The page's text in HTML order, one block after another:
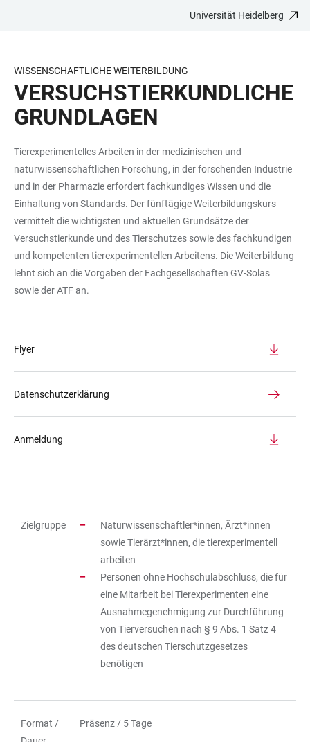
BARRIEREFREIHEIT
Universität Heidelberg
WISSENSCHAFTLICHE WEITERBILDUNG
VERSUCHSTIERKUNDLICHE
GRUNDLAGEN
Tierexperimentelles Arbeiten in der medizinischen und
naturwissenschaftlichen Forschung, in der forschenden Industrie
und in der Pharmazie erfordert fachkundiges Wissen und die
Einhaltung von Standards. Der fünftägige Weiterbildungskurs
vermittelt die wichtigsten und aktuellen Grundsätze der
Versuchstierkunde und des Tierschutzes sowie des fachkundigen
und kompetenten tierexperimentellen Arbeitens. Die Weiterbildung
lehnt sich an die Vorgaben der Fachgesellschaften GV-Solas
sowie der ATF an.
Flyer
Datenschutzerklärung
Anmeldung
Zielgruppe
Naturwissenschaftler*innen, Ärzt*innen
sowie Tierärzt*innen, die tierexperimentell
arbeiten
Personen ohne Hochschulabschluss, die für
eine Mitarbeit bei Tierexperimenten eine
Ausnahmegenehmigung zur Durchführung
von Tierversuchen nach § 9 Abs. 1 Satz 4
des deutschen Tierschutzgesetzes
benötigen
Format /
Präsenz / 5 Tage